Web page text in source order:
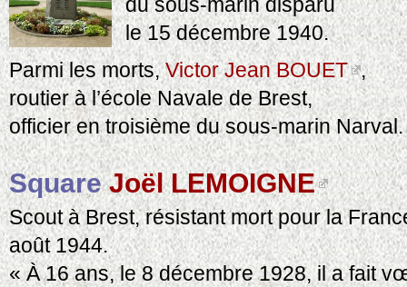
du sous-marin disparu
le 15 décembre 1940.
Parmi les morts,Victor Jean BOUET ,
routier à l’école Navale de Brest,
officier en troisième du sous-marin Narval.
SquareJoël LEMOIGNE
Scout à Brest, résistant mort pour la
août 1944.
« À 16 ans, le 8 décembre 1928, il a fait